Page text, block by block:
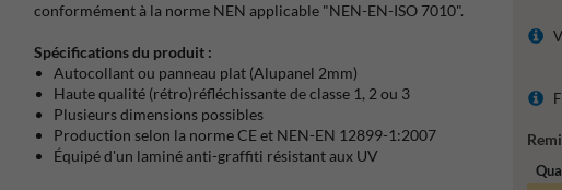
conformément à la norme NEN applicable "NEN-EN-ISO 7010".
Spécifications du produit :
Autocollant ou panneau plat (Alupanel 2mm)
Haute qualité (rétro)réfléchissante de classe 1, 2 ou 3
Plusieurs dimensions possibles
Production selon la norme CE et NEN-EN 12899-1:2007
Équipé d'un laminé anti-graffiti résistant aux UV